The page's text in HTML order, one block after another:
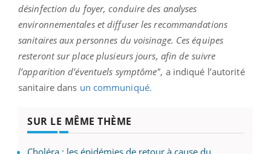
désinfection du foyer, conduire des analyses
environnementales et diffuser les recommandations
sanitaires aux personnes du voisinage. Ces équipes
resteront sur place plusieurs jours, afin de suivre
l’apparition d’éventuels symptôme", a indiqué l’autorité
sanitaire dans un communiqué.
SUR LE MÊME THÈME